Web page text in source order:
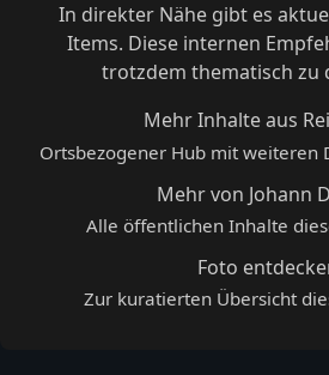
In direkter Nähe gibt es
Items. Diese internen
trotzdem thematisch zu
Mehr Inhalte aus
Ortsbezogener Hub mit weiteren
Mehr von Johann
Alle öffentlichen Inhalte
Foto
Zur kuratierten Übersicht